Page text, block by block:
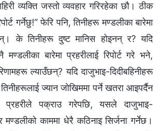
व्यक्ति जस्तो व्यवहार गरिरहेका छौ। ठीक
गर्नेछु!” फेरि पनि, तिनीहरू मण्डलीका बारेमा
के तिनीहरू दुष्ट मानिस होइनन् र? यदि
बारेमा प्रहरीलाई रिपोर्ट गरे भने,
ल्याउँछन्? यदि दाजुभाइ-दिदीबहिनीहरू
ज्यान जोखिममा पर्ने खतरा आइपर्दैन
पक्राउ गरेपछि, यसले दाजुभाइ-
मण्डलीको काममा धेरै कठिनाइ सिर्जना गर्नेछ।